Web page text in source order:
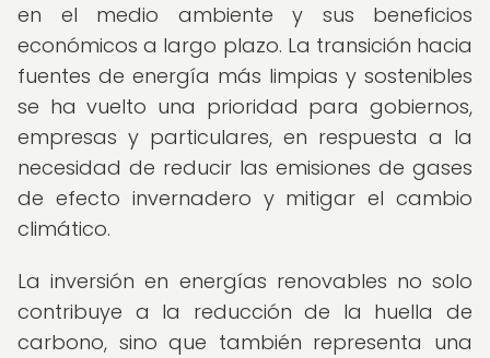
en el medio ambiente y sus beneficios
económicos a largo plazo. La transición hacia
fuentes de energía más limpias y sostenibles
se ha vuelto una prioridad para gobiernos,
empresas y particulares, en respuesta a la
necesidad de reducir las emisiones de gases
de efecto invernadero y mitigar el cambio
climático.
La inversión en energías renovables no solo
contribuye a la reducción de la huella de
carbono, sino que también representa una